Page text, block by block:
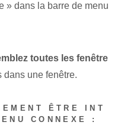
» dans la barre de menu
toutes les fenêtre
dans une fenêtre.
ÊTRE INT
CONNEXE :